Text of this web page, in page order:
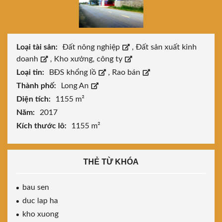
Loại tài sản: Đất nông nghiệp , Đất sản xuất kinh
doanh
, Kho xưởng, công ty
Loại tin:
BĐS khổng lồ , Rao bán
Thành phố:
Long An
Diện tích:
1155 m²
Năm:
2017
Kích thước lô:
1155 m²
THẺ TỪ KHÓA
bau sen
duc lap ha
kho xuong